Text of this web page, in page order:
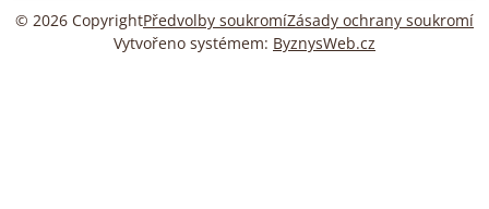
© 2026 CopyrightPředvolby soukromíZásady ochrany soukromí
Vytvořeno systémem: ByznysWeb.cz